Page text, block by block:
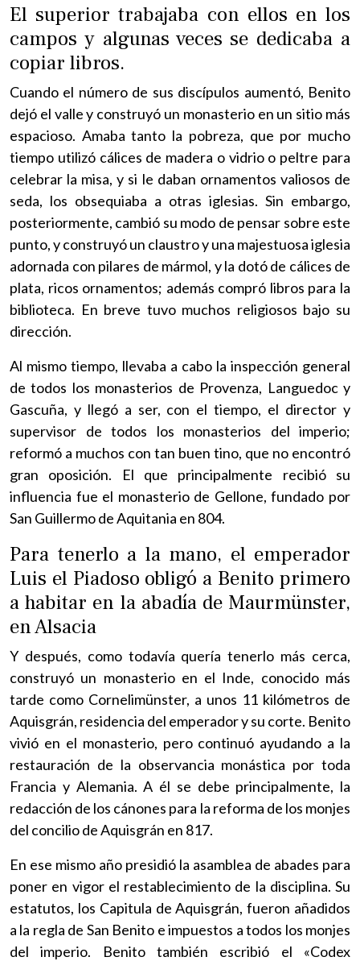
El superior trabajaba con ellos en los
campos y algunas veces se dedicaba a
copiar libros.
Cuando el número de sus discípulos aumentó, Benito
dejó el valle y construyó un monasterio en un sitio más
espacioso. Amaba tanto la pobreza, que por mucho
tiempo utilizó cálices de madera o vidrio o peltre para
celebrar la misa, y si le daban ornamentos valiosos de
seda, los obsequiaba a otras iglesias. Sin embargo,
posteriormente, cambió su modo de pensar sobre este
punto, y construyó un claustro y una majestuosa iglesia
adornada con pilares de mármol, y la dotó de cálices de
plata, ricos ornamentos; además compró libros para la
biblioteca. En breve tuvo muchos religiosos bajo su
dirección.
Al mismo tiempo, llevaba a cabo la inspección general
de todos los monasterios de Provenza, Languedoc y
Gascuña, y llegó a ser, con el tiempo, el director y
supervisor de todos los monasterios del imperio;
reformó a muchos con tan buen tino, que no encontró
gran oposición. El que principalmente recibió su
influencia fue el monasterio de Gellone, fundado por
San Guillermo de Aquitania en 804.
Para tenerlo a la mano, el emperador
Luis el Piadoso obligó a Benito primero
a habitar en la abadía de Maurmünster,
en Alsacia
Y después, como todavía quería tenerlo más cerca,
construyó un monasterio en el Inde, conocido más
tarde como Cornelimünster, a unos 11 kilómetros de
Aquisgrán, residencia del emperador y su corte. Benito
vivió en el monasterio, pero continuó ayudando a la
restauración de la observancia monástica por toda
Francia y Alemania. A él se debe principalmente, la
redacción de los cánones para la reforma de los monjes
del concilio de Aquisgrán en 817.
En ese mismo año presidió la asamblea de abades para
poner en vigor el restablecimiento de la disciplina. Su
estatutos, los Capitula de Aquisgrán, fueron añadidos
a la regla de San Benito e impuestos a todos los monjes
del imperio. Benito también escribió el «Codex